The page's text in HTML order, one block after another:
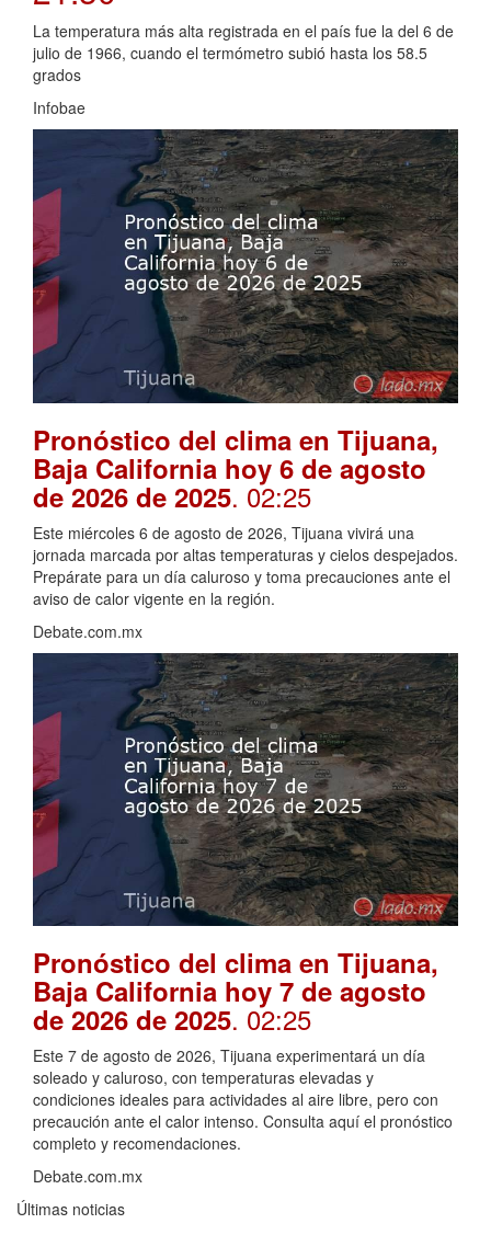
La temperatura más alta registrada en el país fue la del 6 de
julio de 1966, cuando el termómetro subió hasta los 58.5
grados
Infobae
Pronóstico del clima en Tijuana,
Baja California hoy 6 de agosto
de 2026 de 2025. 02:25
Este miércoles 6 de agosto de 2026, Tijuana vivirá una
jornada marcada por altas temperaturas y cielos despejados.
Prepárate para un día caluroso y toma precauciones ante el
aviso de calor vigente en la región.
Debate.com.mx
Pronóstico del clima en Tijuana,
Baja California hoy 7 de agosto
de 2026 de 2025. 02:25
Este 7 de agosto de 2026, Tijuana experimentará un día
soleado y caluroso, con temperaturas elevadas y
condiciones ideales para actividades al aire libre, pero con
precaución ante el calor intenso. Consulta aquí el pronóstico
completo y recomendaciones.
Debate.com.mx
Últimas noticias